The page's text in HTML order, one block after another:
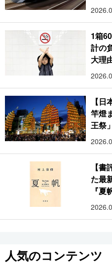
1箱
計の
大理
【
竿燈
王祭
り」:
【
た最
『
人気のコンテンツ